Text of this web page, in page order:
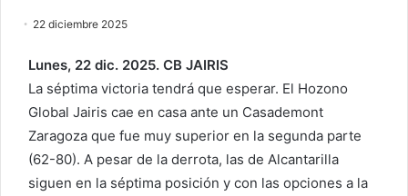
22 diciembre 2025
Lunes, 22 dic. 2025. CB JAIRIS
La séptima victoria tendrá que esperar. El Hozono
Global Jairis cae en casa ante un Casademont
Zaragoza que fue muy superior en la segunda parte
(62-80). A pesar de la derrota, las de Alcantarilla
siguen en la séptima posición y con las opciones a la